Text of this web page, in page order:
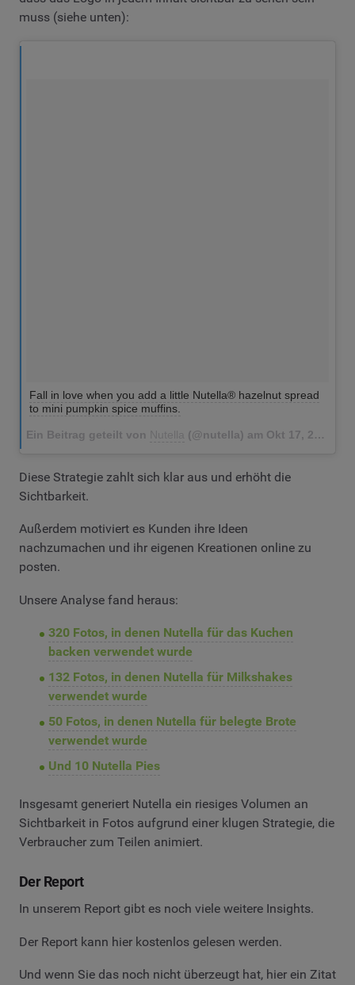
muss (siehe unten):
Fall in love when you add a little Nutella® hazelnut spread
to mini pumpkin spice muffins.
Ein Beitrag geteilt von (@nutella) am Okt 17, 2017 um 5:58 PDT
Diese Strategie zahlt sich klar aus und erhöht die
Sichtbarkeit.
Außerdem motiviert es Kunden ihre Ideen
nachzumachen und ihr eigenen Kreationen online zu
posten.
Unsere Analyse fand heraus:
320 Fotos, in denen Nutella für das Kuchen
backen verwendet wurde
132 Fotos, in denen Nutella für Milkshakes
verwendet wurde
50 Fotos, in denen Nutella für belegte Brote
verwendet wurde
Und 10 Nutella Pies
Insgesamt generiert Nutella ein riesiges Volumen an
Sichtbarkeit in Fotos aufgrund einer klugen Strategie, die
Verbraucher zum Teilen animiert.
Der Report
In unserem Report gibt es noch viele weitere Insights.
Der Report kann hier kostenlos gelesen werden.
Und wenn Sie das noch nicht überzeugt hat, hier ein Zitat